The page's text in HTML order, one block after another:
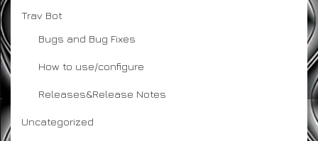
Trav Bot
Bugs and Bug Fixes
How to use/configure
Releases&Release Notes
Uncategorized